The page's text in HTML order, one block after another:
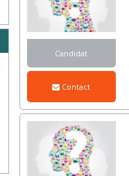
Candidat
Contact